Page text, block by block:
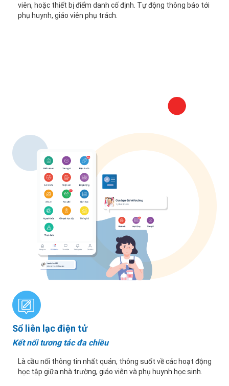
viên, hoặc thiết bị điểm danh cố định. Tự động thông báo tới
phụ huynh, giáo viên phụ trách.
Sổ liên lạc điện tử
Kết nối tương tác đa chiều
Là cầu nối thông tin nhất quán, thông suốt về các hoạt động
học tập giữa nhà trường, giáo viên và phụ huynh học sinh.